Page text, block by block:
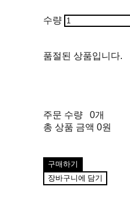
수량
품절된 상품입니다.
주문 수량
0개
총 상품 금액 0원
구매하기
장바구니에 담기